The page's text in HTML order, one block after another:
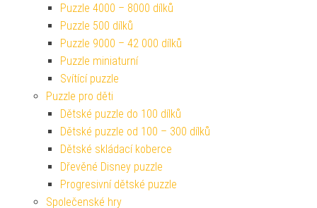
Puzzle 4000 – 8000 dílků
Puzzle 500 dílků
Puzzle 9000 – 42 000 dílků
Puzzle miniaturní
Svítící puzzle
Puzzle pro děti
Dětské puzzle do 100 dílků
Dětské puzzle od 100 – 300 dílků
Dětské skládací koberce
Dřevěné Disney puzzle
Progresivní dětské puzzle
Společenské hry